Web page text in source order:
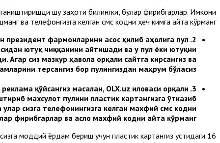
шу заҳоти билингки, булар фирибгарлар. Имкони
ва телефонгизга келган смс кодни ҳеч кимга айта кўрманг.
2.
президент фармонларини асос қилиб аҳолига пул
ютуқ чиққанини айтишади ва у пул ёки ютуқни
Агар сиз мазкур ҳавола орқали сайтга кирсангиз ва
терсангиз бор пулингиздан маҳрум бўласиз.
3.
қўйсангиз масалан, OLX.uz иловаси орқали
махсулот пулини пластик картангизга ўтказиб
сизга телефонингизга келган махфий смс кодни
фирибгарлар ва асло махфий кодни айта кўрманг.
моддий ёрдам бериш учун пластик картангиз устидаги 16